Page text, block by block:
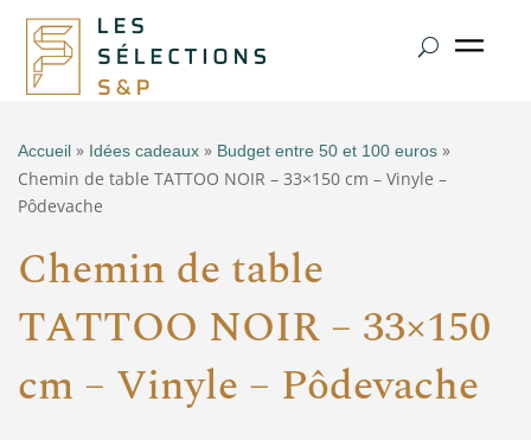
Accueil » Idées cadeaux » Budget entre 50 et 100 euros »
Chemin de table TATTOO NOIR – 33×150 cm – Vinyle –
Pôdevache
Chemin de table
TATTOO NOIR – 33×150
cm – Vinyle – Pôdevache